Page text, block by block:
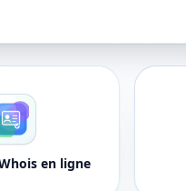
en ligne